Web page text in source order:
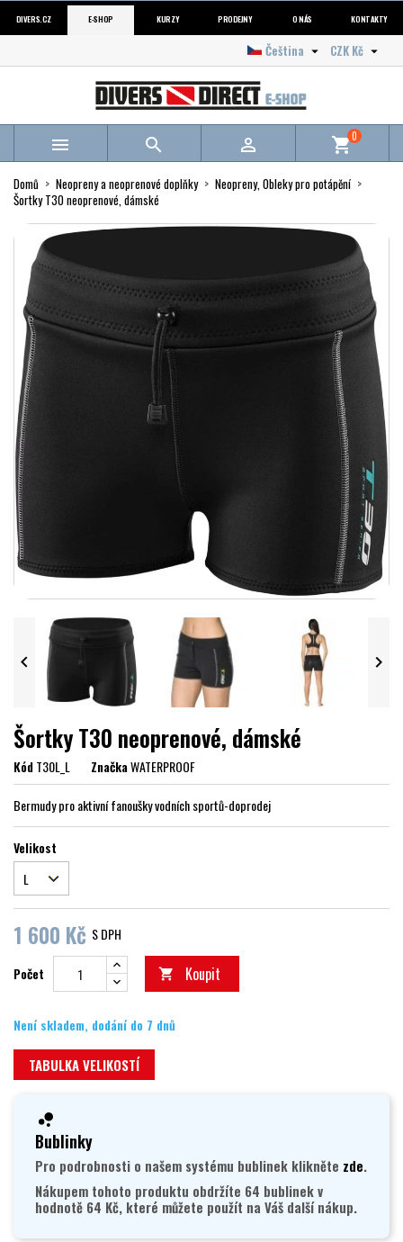
DIVERS.CZ E-SHOP KURZY PRODEJNY O NÁS KONTAKTY
CZK Kč 
Čeština 
   shopping_cart0
Domů Neopreny a neoprenové doplňky
Neopreny, Obleky pro potápění
Šortky T30 neoprenové, dámské
 
Šortky T30 neoprenové, dámské
KódT30L_L ZnačkaWATERPROOF
Bermudy pro aktivní fanoušky vodních sportů-doprodej
Velikost
1 600 Kč S DPH
Počet  Koupit
Není skladem, dodání do 7 dnů
TABULKA VELIKOSTÍ
Bublinky
Pro podrobnosti o našem systému bublinek klikněte zde.
Nákupem tohoto produktu obdržíte 64 bublinek v
hodnotě 64 Kč, které můžete použít na Váš další nákup.